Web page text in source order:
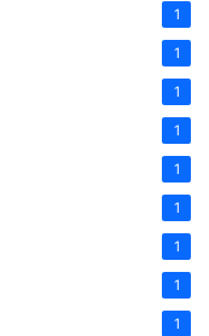
1
1
1
1
1
1
1
1
1